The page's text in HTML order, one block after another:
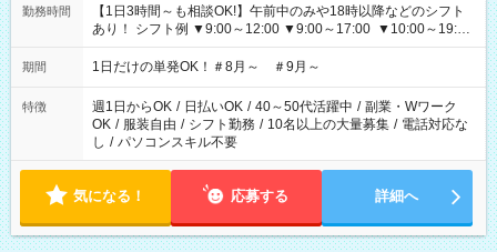
勤務時間
【1日3時間～も相談OK!】午前中のみや18時以降などのシフト
あり！ シフト例 ▼9:00～12:00 ▼9:00～17:00 ▼10:00～19:00
▼18:00～21:00
期間 1日だけの単発OK！＃8月～ ＃9月～
特徴 週1日からOK / 日払いOK / 40～50代活躍中 / 副業・Wワーク
OK / 服装自由 / シフト勤務 / 10名以上の大量募集 / 電話対応な
し / パソコンスキル不要
気になる！ 応募する 詳細へ